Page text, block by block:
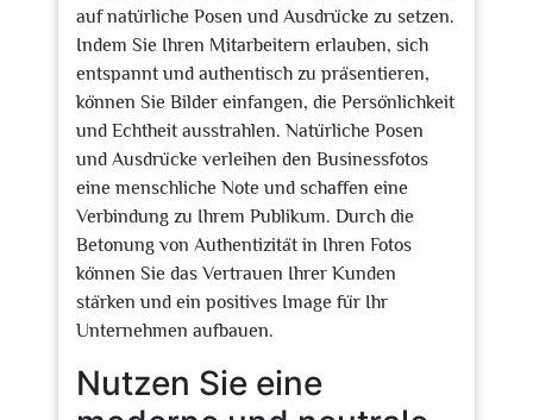
auf natürliche Posen und Ausdrücke zu setzen.
Indem Sie Ihren Mitarbeitern erlauben, sich
entspannt und authentisch zu präsentieren,
können Sie Bilder einfangen, die Persönlichkeit
und Echtheit ausstrahlen. Natürliche Posen
und Ausdrücke verleihen den Businessfotos
eine menschliche Note und schaffen eine
Verbindung zu Ihrem Publikum. Durch die
Betonung von Authentizität in Ihren Fotos
können Sie das Vertrauen Ihrer Kunden
stärken und ein positives Image für Ihr
Unternehmen aufbauen.
Nutzen Sie eine